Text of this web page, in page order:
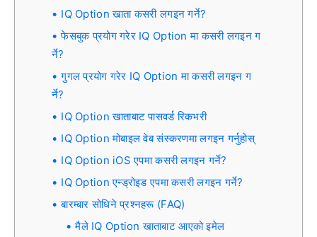
IQ Option खाता कसरी लगइन गर्ने?
फेसबुक प्रयोग गरेर IQ Option मा कसरी लगइन ग
र्ने?
गुगल प्रयोग गरेर IQ Option मा कसरी लगइन ग
र्ने?
IQ Option खाताबाट पासवर्ड रिकभरी
IQ Option मोबाइल वेब संस्करणमा लगइन गर्नुहोस्
IQ Option iOS एपमा कसरी लगइन गर्ने?
IQ Option एन्ड्रोइड एपमा कसरी लगइन गर्ने?
बारम्बार सोधिने प्रश्नहरू (FAQ)
मैले IQ Option खाताबाट आएको इमेल